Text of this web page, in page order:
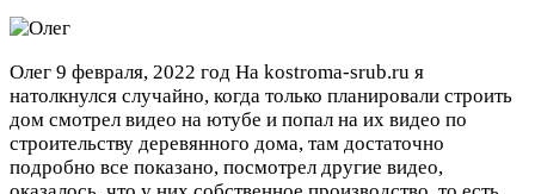
Олег 9 февраля, 2022 год На kostroma-srub.ru я
натолкнулся случайно, когда только планировали строить
дом смотрел видео на ютубе и попал на их видео по
строительству деревянного дома, там достаточно
подробно все показано, посмотрел другие видео,